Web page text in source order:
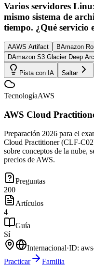
Varios servidores
mismo sistema de
tiempo. ¿Qué servicio
AAWS Artifact BAmazon
DAmazon S3 Glacier Deep
Pista con IA Saltar
TecnologíaAWS
AWS Cloud
Preparación 2026 para el
Cloud Practitioner (CLF-
sobre conceptos de la nube,
precios de AWS.
Preguntas
200
Artículos
4
Guía
Sí
Internacional·ID:
Practicar
Familia